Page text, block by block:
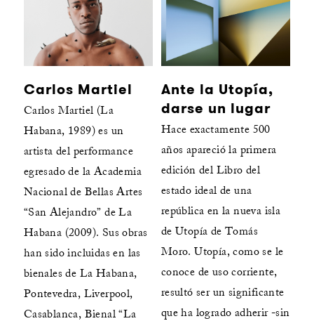
Carlos Martiel
Carlos Martiel (La
Habana, 1989) es un
artista del performance
egresado de la Academia
Nacional de Bellas Artes
“San Alejandro” de La
Habana (2009). Sus obras
han sido incluidas en las
bienales de La Habana,
Pontevedra, Liverpool,
Casablanca, Bienal “La
Ante la Utopía,
darse un lugar
Hace exactamente 500
años apareció la primera
edición del Libro del
estado ideal de una
república en la nueva isla
de Utopía de Tomás
Moro. Utopía, como se le
conoce de uso corriente,
resultó ser un significante
que ha logrado adherir -sin